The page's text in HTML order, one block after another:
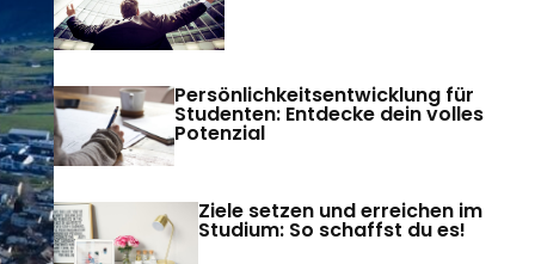
Persönlichkeitsentwicklung für
Studenten: Entdecke dein volles
Potenzial
Ziele setzen und erreichen im
Studium: So schaffst du es!